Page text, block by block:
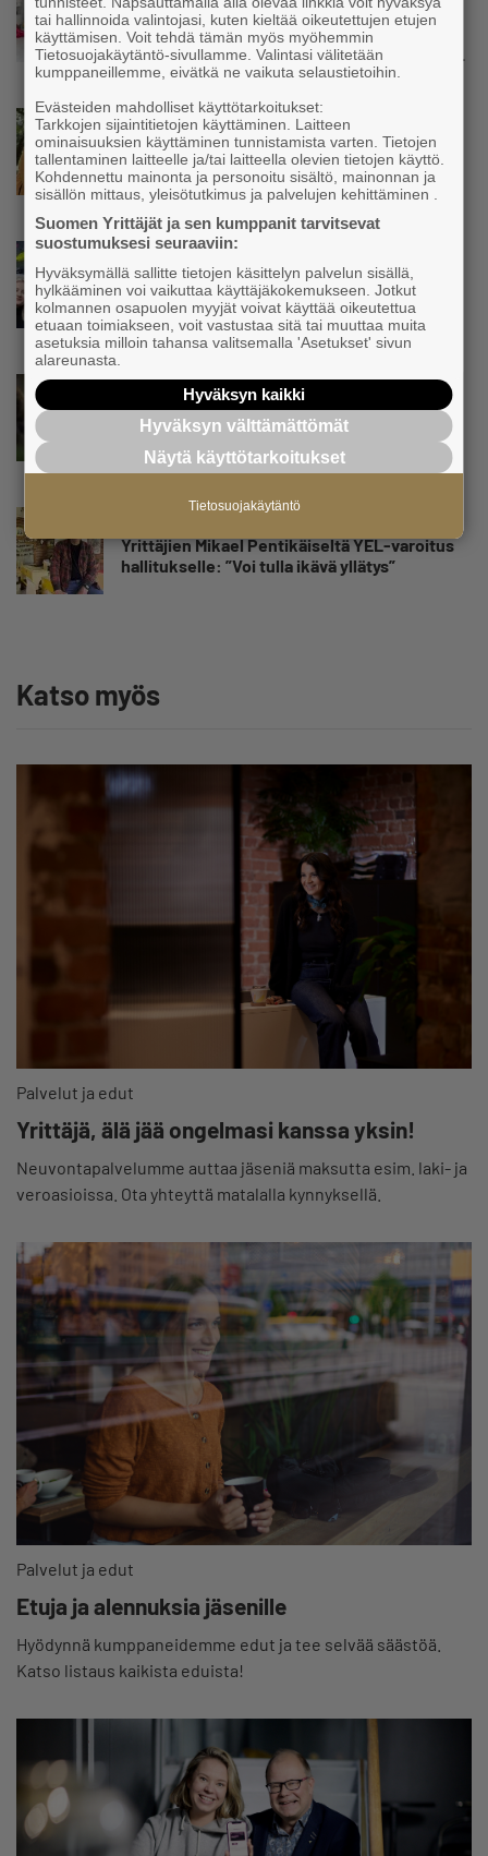
Kolmesta syövästä, uupumuksista ja
syömishäiriöstä selvinnyt Mira Rinne: ”Kun
olen katsonut useasti kuolemaa silmiin, olen
oppinut kestämään myös yrittäjyyteen
Uutinen
Siivousyrittäjän työntekijä joutuu
matkustamaan yli 300 kilometriä
suorittaakseen ajokortin – ”Ei aja syrjäseudun
etua”
Uutinen
Isät opettelevat kampauksia oluen äärellä –
Voimamiehen lettivideot poikivat yrittäjälle
satoja yhteydenottoja
Uutinen
Koneyrittäjät: Lainsäädännössä ”villisian
mentävä porsaanreikä” – ”Rajoitusten
vahingot eivät voi jäädä vain yksittäisen
yrittäjän harteille”
Yrittäjien Mikael Pentikäiseltä YEL-varoitus
hallitukselle: ”Voi tulla ikävä yllätys”
Katso myös
Palvelut ja edut
Yrittäjä, älä jää ongelmasi kanssa yksin!
Neuvontapalvelumme auttaa jäseniä maksutta esim. laki- ja
veroasioissa. Ota yhteyttä matalalla kynnyksellä.
Palvelut ja edut
Etuja ja alennuksia jäsenille
Hyödynnä kumppaneidemme edut ja tee selvää säästöä.
Katso listaus kaikista eduista!
tai hallinnoida valintojasi, kuten kieltää oikeutettujen etujen
käyttämisen. Voit tehdä tämän myös myöhemmin
Tietosuojakäytäntö-sivullamme. Valintasi välitetään
kumppaneillemme, eivätkä ne vaikuta selaustietoihin.
Evästeiden mahdolliset käyttötarkoitukset:
Tarkkojen sijaintitietojen käyttäminen. Laitteen
ominaisuuksien käyttäminen tunnistamista varten. Tietojen
tallentaminen laitteelle ja/tai laitteella olevien tietojen käyttö.
Kohdennettu mainonta ja personoitu sisältö, mainonnan ja
sisällön mittaus, yleisötutkimus ja palvelujen kehittäminen .
Suomen Yrittäjät ja sen kumppanit tarvitsevat
suostumuksesi seuraaviin:
Hyväksymällä sallitte tietojen käsittelyn palvelun sisällä,
hylkääminen voi vaikuttaa käyttäjäkokemukseen. Jotkut
kolmannen osapuolen myyjät voivat käyttää oikeutettua
etuaan toimiakseen, voit vastustaa sitä tai muuttaa muita
asetuksia milloin tahansa valitsemalla 'Asetukset' sivun
alareunasta.
Hyväksyn kaikki
Hyväksyn välttämättömät
Näytä käyttötarkoitukset
Tietosuojakäytäntö